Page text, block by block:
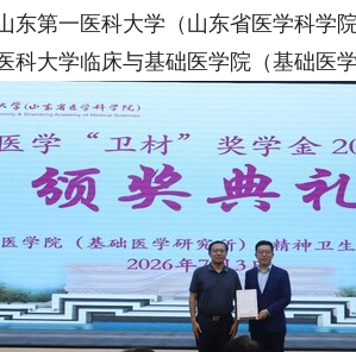
东第一医科大学（山东省医学科学
科大学临床与基础医学院（基础医